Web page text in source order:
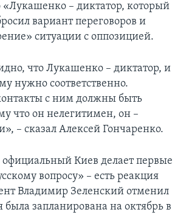
«Лукашенко – диктатор, который
вариант переговоров и
ситуации с оппозицией.
что Лукашенко – диктатор, и
нужно соответственно.
с ним должны быть
что он нелегитимен, он –
– сказал Алексей Гончаренко.
официальный Киев делает первые
вопросу» – есть реакция
Владимир Зеленский отменил
была запланирована на октябрь в